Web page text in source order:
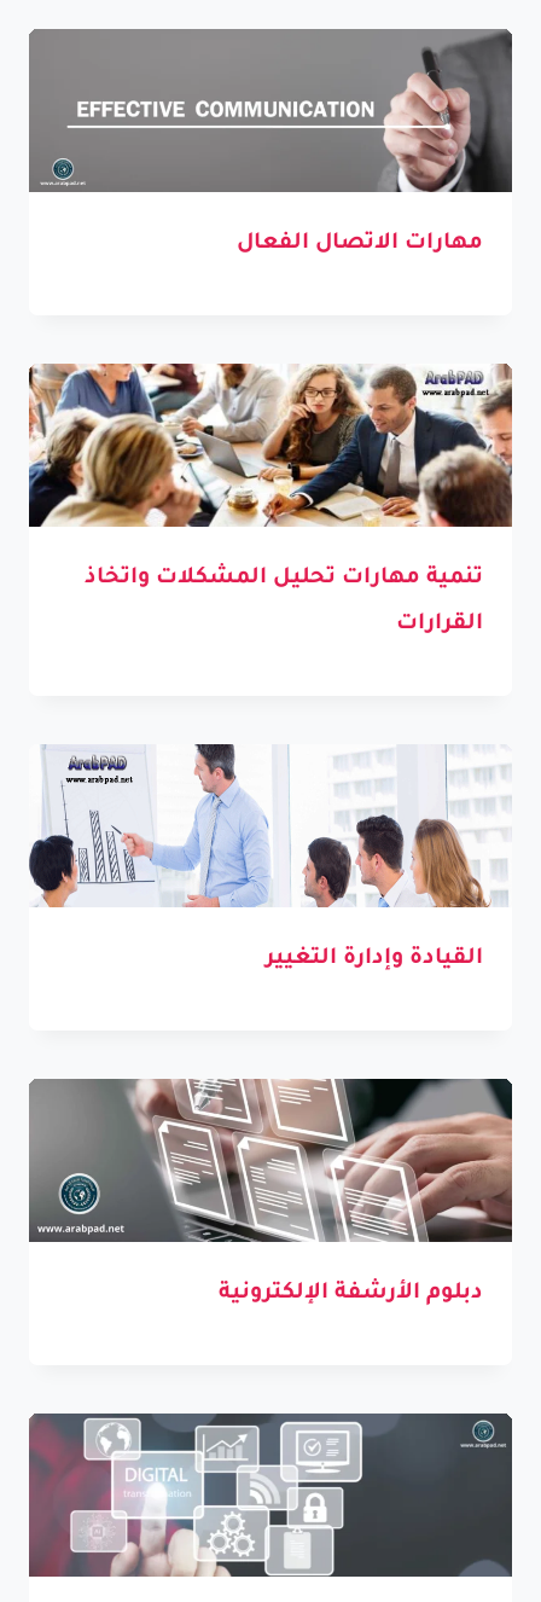
مهارات الاتصال الفعال
تنمية مهارات تحليل المشكلات واتخاذ
القرارات
القيادة وإدارة التغيير
دبلوم الأرشفة الإلكترونية